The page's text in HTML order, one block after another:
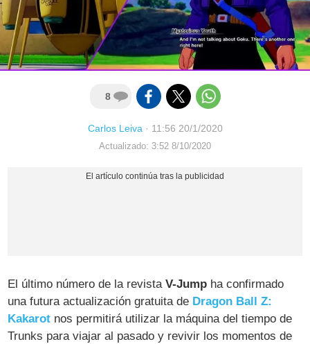
8
Carlos Leiva· 11:56 20/1/2020
Actualizado: 3:52 8/10/2020
El último número de la revistaV-Jump ha confirmado
una futura actualización gratuita de Dragon Ball Z:
Kakarot nos permitirá utilizar la máquina del tiempo de
Trunks para viajar al pasado y revivir los momentos de